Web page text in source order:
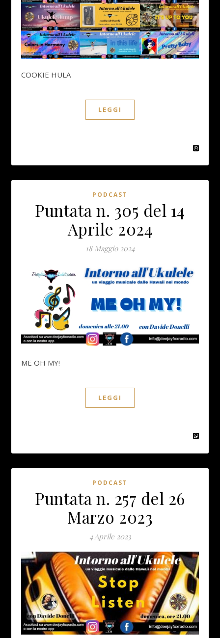
COOKIE HULA
LEGGI
PODCAST
Puntata n. 305 del 14
Aprile 2024
18 Maggio 2024
ME OH MY!
LEGGI
PODCAST
Puntata n. 257 del 26
Marzo 2023
4 Aprile 2023